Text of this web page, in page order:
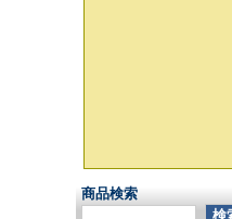
商品検索